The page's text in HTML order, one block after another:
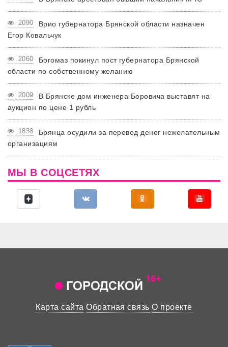
2090
Врио губернатора Брянской области назначен
Егор Ковальчук
2060
Богомаз покинул пост губернатора Брянской
области по собственному желанию
2009
В Брянске дом инженера Боровича выставят на
аукцион по цене 1 рубль
1838
Брянца осудили за перевод денег нежелательным
организациям
МЫ В СОЦСЕТЯХ
Карта сайта Обратная связь О проекте